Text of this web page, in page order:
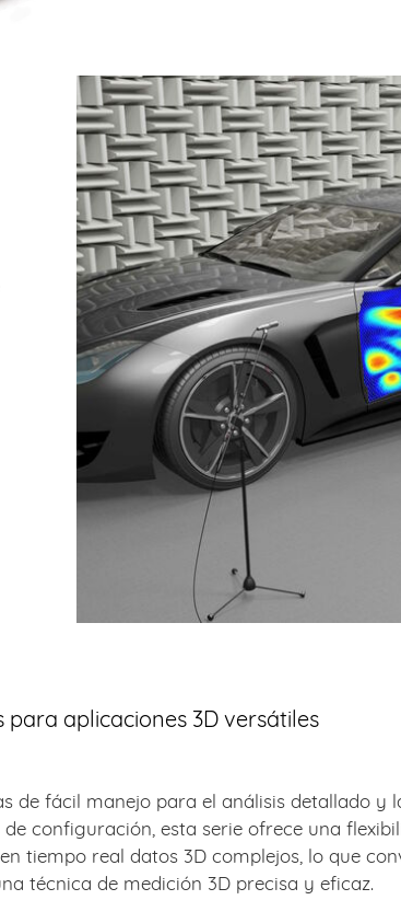
para aplicaciones 3D versátiles
de fácil manejo para el análisis detallado
configuración, esta serie ofrece una
tiempo real datos 3D complejos, lo que
técnica de medición 3D precisa y eficaz.